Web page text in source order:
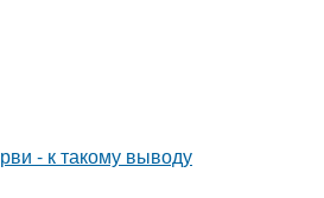
- к такому выводу